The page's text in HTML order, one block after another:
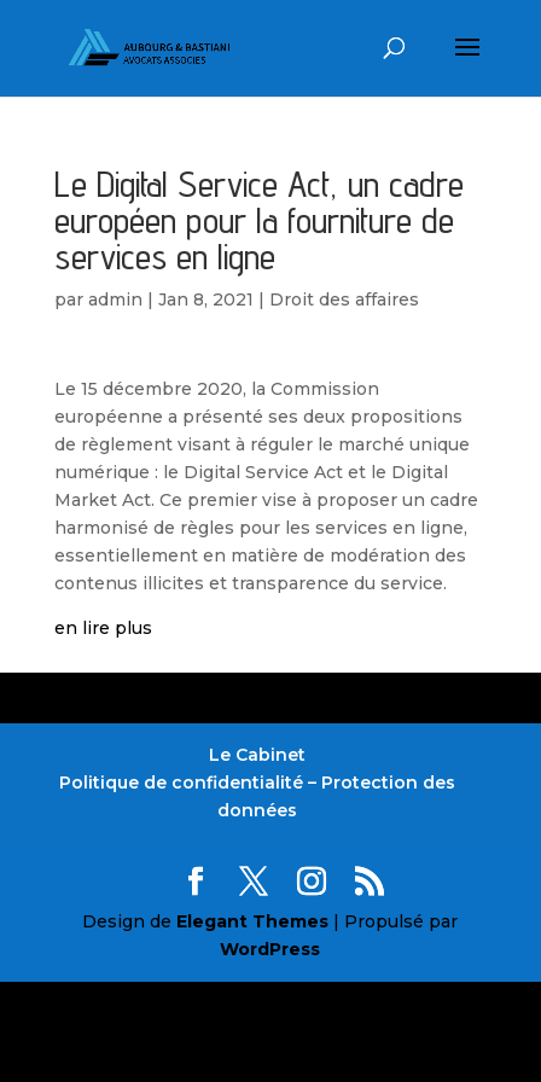
Le Digital Service Act, un cadre
européen pour la fourniture de
services en ligne
par admin | Jan 8, 2021 | Droit des affaires
Le 15 décembre 2020, la Commission
européenne a présenté ses deux propositions
de règlement visant à réguler le marché unique
numérique : le Digital Service Act et le Digital
Market Act. Ce premier vise à proposer un cadre
harmonisé de règles pour les services en ligne,
essentiellement en matière de modération des
contenus illicites et transparence du service.
en lire plus
Le Cabinet
Politique de confidentialité – Protection des
données
Design de Elegant Themes | Propulsé par
WordPress